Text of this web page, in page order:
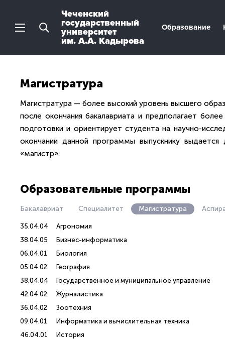
Чеченский
государственный
университет
им. А.А. Кадырова
Образование
Магистратура
Магистратура — более высокий уровень высшего
после окончания бакалавриата и предполагает
подготовки и ориентирует студента на научно-
окончании данной программы выпускнику
«магистр».
Образовательные программы
Бакалавриат Специалитет Магистратура
35.04.04
Агрономия
38.04.05
Бизнес-информатика
06.04.01
Биология
05.04.02
География
38.04.04
Государственное и муниципальное управление
42.04.02
Журналистика
36.04.02
Зоотехния
09.04.01
Информатика и вычислительная техника
46.04.01
История